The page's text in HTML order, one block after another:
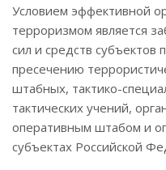
Условием эффективной
терроризмом является
сил и средств субъектов
пресечению
штабных, тактико-
тактических учений,
оперативным штабом и
субъектах Российской